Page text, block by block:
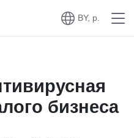
BY, р.
бизнеса